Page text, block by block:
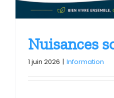
Nuisances
1 juin 2026 | Information